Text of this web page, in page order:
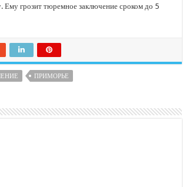
Ему грозит тюремное заключение сроком до 5
ПРИМОРЬЕ